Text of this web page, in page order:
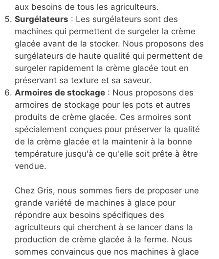
aux besoins de tous les agriculteurs.
Surgélateurs : Les surgélateurs sont des
machines qui permettent de surgeler la crème
glacée avant de la stocker. Nous proposons des
surgélateurs de haute qualité qui permettent de
surgeler rapidement la crème glacée tout en
préservant sa texture et sa saveur.
Armoires de stockage : Nous proposons des
armoires de stockage pour les pots et autres
produits de crème glacée. Ces armoires sont
spécialement conçues pour préserver la qualité
de la crème glacée et la maintenir à la bonne
température jusqu'à ce qu'elle soit prête à être
vendue.
Chez Gris, nous sommes fiers de proposer une
grande variété de machines à glace pour
répondre aux besoins spécifiques des
agriculteurs qui cherchent à se lancer dans la
production de crème glacée à la ferme. Nous
sommes convaincus que nos machines à glace